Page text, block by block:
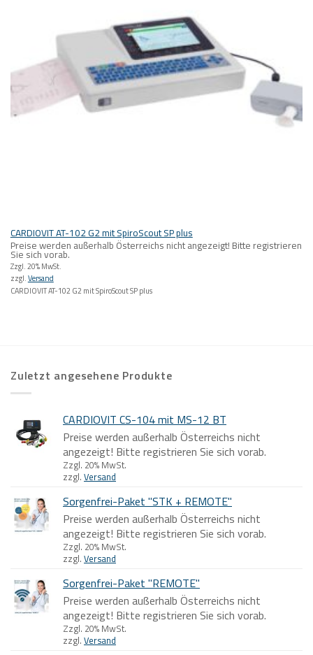
CARDIOVIT AT-102 G2 mit SpiroScout SP plus
Preise werden außerhalb Österreichs nicht angezeigt! Bitte registrieren
Sie sich vorab.
Zzgl. 20% MwSt.
zzgl.Versand
CARDIOVIT AT-102 G2 mit SpiroScout SP plus
Zuletzt angesehene Produkte
CARDIOVIT CS-104 mit MS-12 BT
Preise werden außerhalb Österreichs nicht
angezeigt! Bitte registrieren Sie sich vorab.
Zzgl. 20% MwSt.
zzgl. Versand
Sorgenfrei-Paket "STK + REMOTE"
Preise werden außerhalb Österreichs nicht
angezeigt! Bitte registrieren Sie sich vorab.
Zzgl. 20% MwSt.
zzgl. Versand
Sorgenfrei-Paket "REMOTE"
Preise werden außerhalb Österreichs nicht
angezeigt! Bitte registrieren Sie sich vorab.
Zzgl. 20% MwSt.
zzgl. Versand